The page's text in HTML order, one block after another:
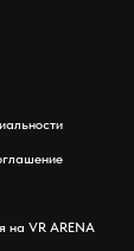
на VR ARENA